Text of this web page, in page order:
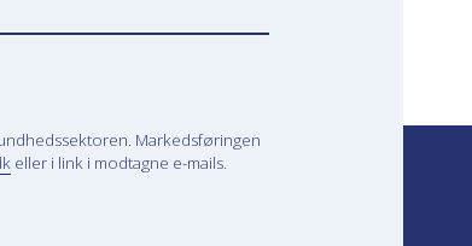
Markedsføringen
eller i link i modtagne e-mails.